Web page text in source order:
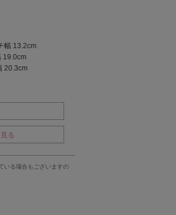
幅 13.2cm
19.0cm
20.3cm
る
いる場合もございますの